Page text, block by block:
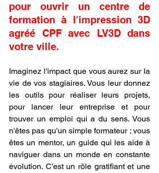
pour ouvrir un centre de
formation à l'impression 3D
agréé CPF avec LV3D dans
votre ville.
Imaginez l'impact que vous aurez sur la
vie de vos stagiaires. Vous leur donnez
les outils pour réaliser leurs projets,
pour lancer leur entreprise et pour
trouver un emploi qui a du sens. Vous
n'êtes pas qu'un simple formateur ; vous
êtes un mentor, un guide qui les aide à
naviguer dans un monde en constante
évolution. C'est un rôle gratifiant et une